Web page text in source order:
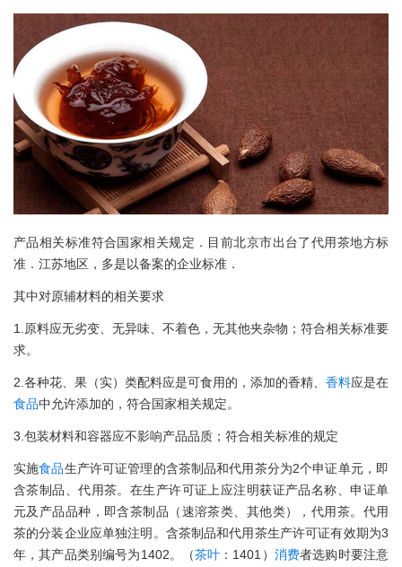
产品相关标准符合国家相关规定．目前北京市出台了代用茶地方标
准．江苏地区，多是以备案的企业标准．
其中对原辅材料的相关要求
1.原料应无劣变、无异味、不着色，无其他夹杂物；符合相关标准要
求。
2.各种花、果（实）类配料应是可食用的，添加的香精、 香料应是在
食品中允许添加的，符合国家相关规定。
3.包装材料和容器应不影响产品品质；符合相关标准的规定
实施食品生产许可证管理的含茶制品和代用茶分为2个申证单元，即
含茶制品、代用茶。在生产许可证上应注明获证产品名称、申证单
元及产品品种，即含茶制品（速溶茶类、其他类），代用茶。代用
茶的分装企业应单独注明。含茶制品和代用茶生产许可证有效期为3
年，其产品类别编号为1402。（茶叶 ：1401） 消费者选购时要注意